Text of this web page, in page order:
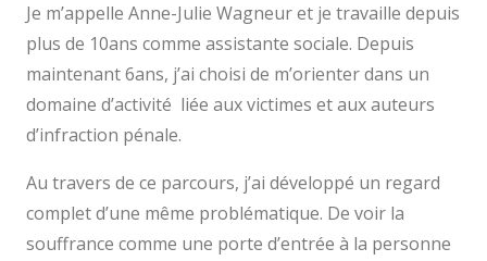
Je m’appelle Anne-Julie Wagneur et je travaille depuis
plus de 10ans comme assistante sociale. Depuis
maintenant 6ans, j’ai choisi de m’orienter dans un
domaine d’activité liée aux victimes et aux auteurs
d’infraction pénale.
Au travers de ce parcours, j’ai développé un regard
complet d’une même problématique. De voir la
souffrance comme une porte d’entrée à la personne